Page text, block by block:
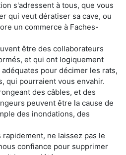
s'adressent à tous, que vous
qui veut dératiser sa cave, ou
un commerce à Faches-
être des collaborateurs
et qui ont logiquement
pour décimer les rats,
qui pourraient vous envahir.
des câbles, et des
peuvent être la cause de
des inondations, des
ne laissez pas le
confiance pour supprimer